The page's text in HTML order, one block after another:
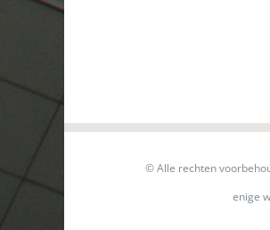
© Alle rechten
enige